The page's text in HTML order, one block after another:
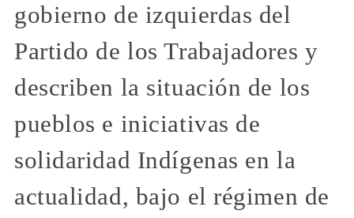
gobierno de izquierdas del
Partido de los Trabajadores y
describen la situación de los
pueblos e iniciativas de
solidaridad Indígenas en la
actualidad, bajo el régimen de